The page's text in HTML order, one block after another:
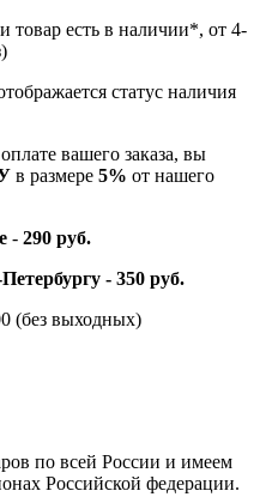
товар есть в наличии*, от 4-
статус наличия
вашего заказа, вы
в размере 5% от нашего
- 290 руб.
- 350 руб.
(без выходных)
по всей России и имеем
Российской федерации.